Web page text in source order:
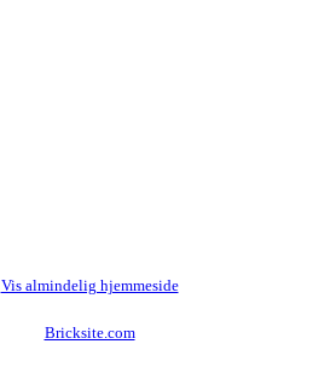
Vis almindelig hjemmeside
Bricksite.com